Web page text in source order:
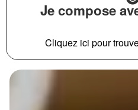
Je compose
Cliquez ici pour